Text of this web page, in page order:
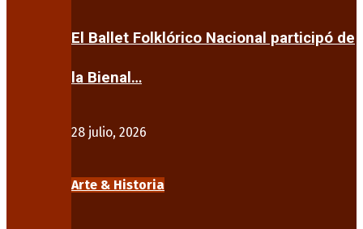
El Ballet Folklórico Nacional participó de
la Bienal…
28 julio, 2026
Arte & Historia